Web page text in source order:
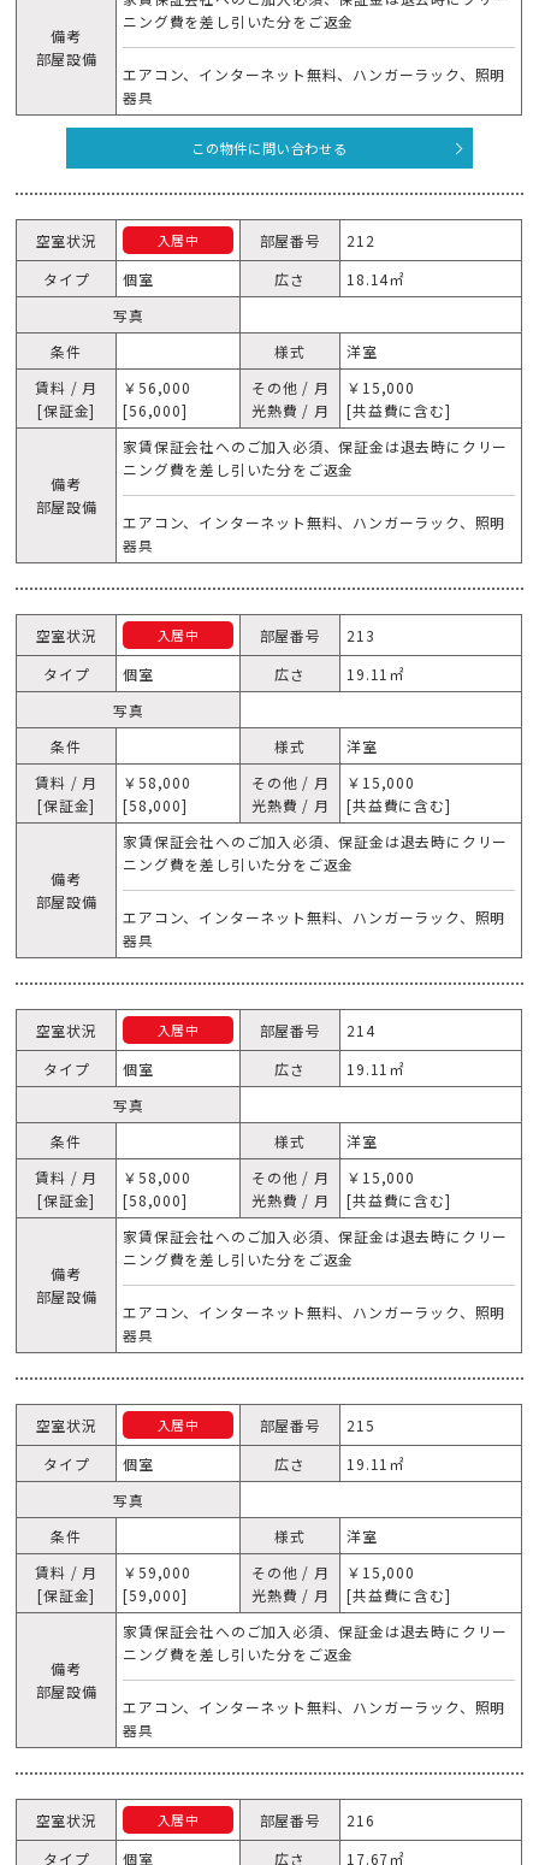
備考
部屋設備
ニング費を差し引いた分をご返金
エアコン、インターネット無料、ハンガーラック、照明
器具
この物件に問い合わせる
空室状況 入居中 部屋番号
212
タイプ
個室 広さ
18.14㎡
写真
条件
様式
洋室
賃料 / 月
[保証金]
￥56,000
[56,000]
その他 / 月
光熱費 / 月
￥15,000
[共益費に含む]
備考
部屋設備
家賃保証会社へのご加入必須、保証金は退去時にクリー
ニング費を差し引いた分をご返金
エアコン、インターネット無料、ハンガーラック、照明
器具
空室状況 入居中 部屋番号
213
タイプ
個室 広さ
19.11㎡
写真
条件
様式
洋室
賃料 / 月
[保証金]
￥58,000
[58,000]
その他 / 月
光熱費 / 月
￥15,000
[共益費に含む]
備考
部屋設備
家賃保証会社へのご加入必須、保証金は退去時にクリー
ニング費を差し引いた分をご返金
エアコン、インターネット無料、ハンガーラック、照明
器具
空室状況 入居中 部屋番号
214
タイプ
個室 広さ
19.11㎡
写真
条件
様式
洋室
賃料 / 月
[保証金]
￥58,000
[58,000]
その他 / 月
光熱費 / 月
￥15,000
[共益費に含む]
備考
部屋設備
家賃保証会社へのご加入必須、保証金は退去時にクリー
ニング費を差し引いた分をご返金
エアコン、インターネット無料、ハンガーラック、照明
器具
空室状況 入居中 部屋番号
215
タイプ
個室 広さ
19.11㎡
写真
条件
様式
洋室
賃料 / 月
[保証金]
￥59,000
[59,000]
その他 / 月
光熱費 / 月
￥15,000
[共益費に含む]
備考
部屋設備
家賃保証会社へのご加入必須、保証金は退去時にクリー
ニング費を差し引いた分をご返金
エアコン、インターネット無料、ハンガーラック、照明
器具
空室状況 入居中 部屋番号
216
タイプ
個室 広さ 17.67㎡